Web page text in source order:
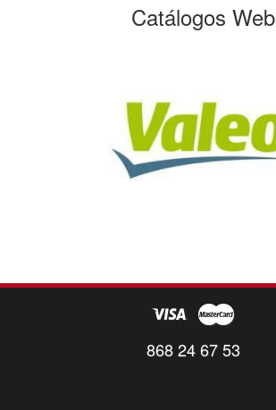
Catálogos Web
868 24 67 53